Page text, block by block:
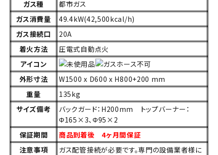
ガス種
都市ガス
ガス消費量
49.4kW(42,500kcal/h)
ガス接続口
20A
着火方法
圧電式自動点火
アイコン
外形寸法
W1500 x D600 x H800+200 mm
重量
135kg
サイズ備考
バックガード：H200mm トップバーナー：
Φ165×3、Φ95×2
保証期間
商品到着後 4ヶ月間保証
注意事項
ガス配管接続が必要です。専門の設備業者様に